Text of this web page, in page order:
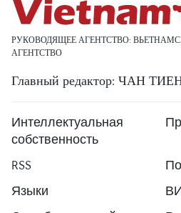
РУКОВОДЯЩЕЕ АГЕНТСТВО:
АГЕНТСТВО
Главный редактор: ЧАН
Интеллектуальная
собственность
RSS
Языки